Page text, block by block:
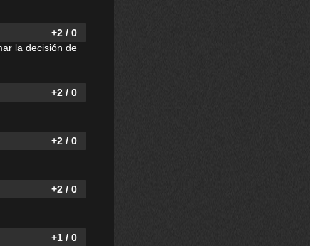
+2 / 0
la decisión de
+2 / 0
+2 / 0
+2 / 0
+1 / 0